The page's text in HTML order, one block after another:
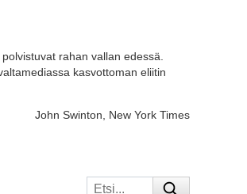
rahan vallan edessä.
kasvottoman eliitin
John Swinton, New York Times